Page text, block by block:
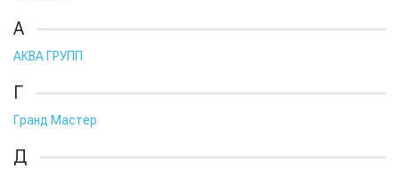
А
АКВА ГРУПП
Г
Гранд Мастер
Д